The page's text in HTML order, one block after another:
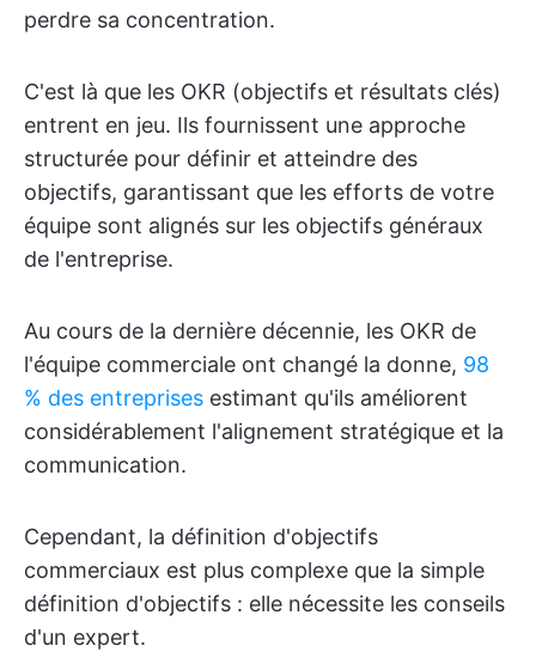
perdre sa concentration.
C'est là que les OKR (objectifs et résultats clés)
entrent en jeu. Ils fournissent une approche
structurée pour définir et atteindre des
objectifs, garantissant que les efforts de votre
équipe sont alignés sur les objectifs généraux
de l'entreprise.
Au cours de la dernière décennie, les OKR de
l'équipe commerciale ont changé la donne, 98
% des entreprises estimant qu'ils améliorent
considérablement l'alignement stratégique et la
communication.
Cependant, la définition d'objectifs
commerciaux est plus complexe que la simple
définition d'objectifs : elle nécessite les conseils
d'un expert.